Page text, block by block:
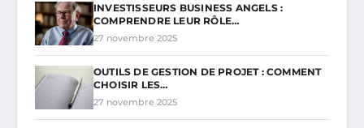
INVESTISSEURS BUSINESS ANGELS :
COMPRENDRE LEUR RÔLE…
27 novembre 2025
OUTILS DE GESTION DE PROJET : COMMENT
CHOISIR LES…
27 novembre 2025